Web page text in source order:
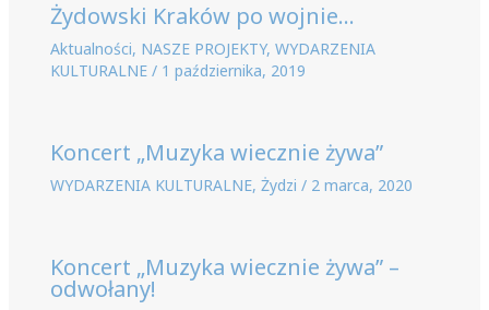
Żydowski Kraków po wojnie…
Aktualności, NASZE PROJEKTY, WYDARZENIA
KULTURALNE/ 1 października, 2019
Koncert „Muzyka wiecznie żywa”
WYDARZENIA KULTURALNE, Żydzi / 2 marca, 2020
Koncert „Muzyka wiecznie żywa” –
odwołany!